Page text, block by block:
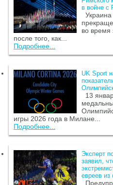
в войне с
во время
после того, как...
Подробнее...
UK Sport
13
игры 2026 года в Милане...
Подробнее...
Эксперт
заявил,
евреев из